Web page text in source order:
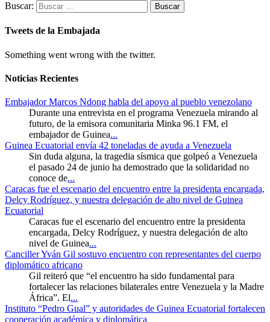
Buscar:
Tweets de la Embajada
Something went wrong with the twitter.
Noticias Recientes
Embajador Marcos Ndong habla del apoyo al pueblo venezolano
Durante una entrevista en el programa Venezuela mirando al
futuro, de la emisora comunitaria Minka 96.1 FM, el
embajador de Guinea...
Guinea Ecuatorial envía 42 toneladas de ayuda a Venezuela
Sin duda alguna, la tragedia sísmica que golpeó a Venezuela
el pasado 24 de junio ha demostrado que la solidaridad no
conoce de...
Caracas fue el escenario del encuentro entre la presidenta encargada,
Delcy Rodríguez, y nuestra delegación de alto nivel de Guinea
Ecuatorial
Caracas fue el escenario del encuentro entre la presidenta
encargada, Delcy Rodríguez, y nuestra delegación de alto
nivel de Guinea...
Canciller Yván Gil sostuvo encuentro con representantes del cuerpo
diplomático africano
Gil reiteró que “el encuentro ha sido fundamental para
fortalecer las relaciones bilaterales entre Venezuela y la Madre
África”. El...
Instituto “Pedro Gual” y autoridades de Guinea Ecuatorial fortalecen
cooperación académica y diplomática